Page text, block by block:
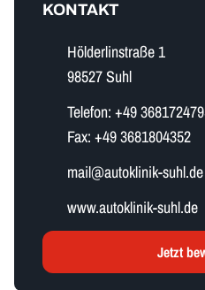
KONTAKT
Hölderlinstraße 1
98527 Suhl
Telefon: +49
Fax: +49 3681804352
m​a​i​l​@autoklinik-suhl.de
www.autoklinik-suhl.de
Jetzt